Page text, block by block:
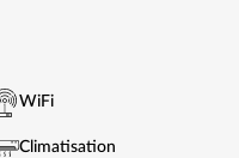
WiFi
Climatisation